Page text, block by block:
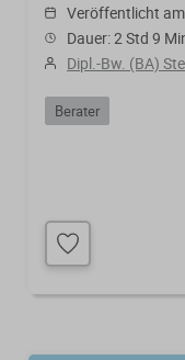
Veröffentlicht
Dauer: 2 Std 9
Dipl.-Bw. (BA)
Berater